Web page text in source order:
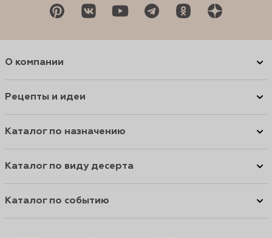
О компании
Рецепты и идеи
Каталог по назначению
Каталог по виду десерта
Каталог по событию